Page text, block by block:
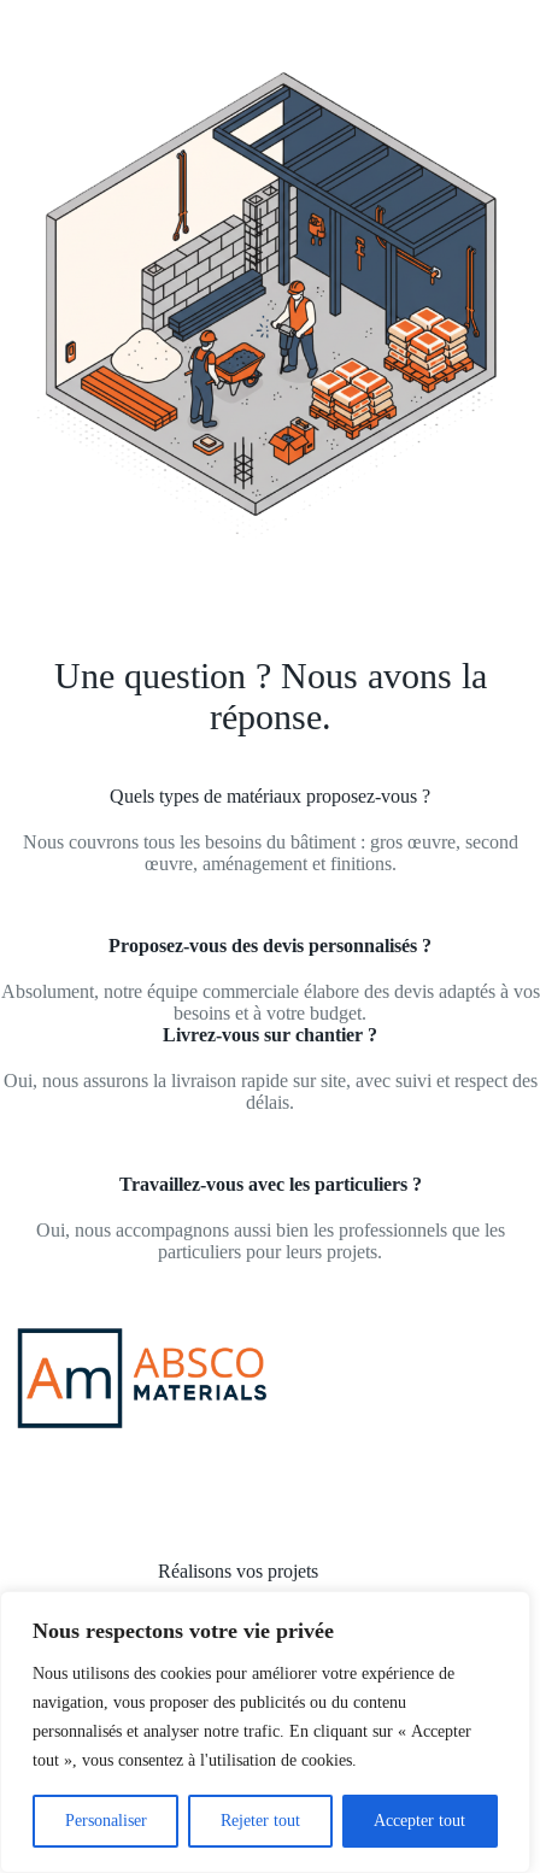
Nous respectons votre vie privée
Nous utilisons des cookies pour améliorer votre expérience de
navigation, vous proposer des publicités ou du contenu
personnalisés et analyser notre trafic. En cliquant sur « Accepter
tout », vous consentez à l'utilisation de cookies.
Personaliser Rejeter tout Accepter tout
Une question ? Nous avons la
réponse.
Quels types de matériaux proposez-vous ?
Nous couvrons tous les besoins du bâtiment : gros œuvre, second
œuvre, aménagement et finitions.
Proposez-vous des devis personnalisés ?
Absolument, notre équipe commerciale élabore des devis adaptés à vos
besoins et à votre budget.
Livrez-vous sur chantier ?
Oui, nous assurons la livraison rapide sur site, avec suivi et respect des
délais.
Travaillez-vous avec les particuliers ?
Oui, nous accompagnons aussi bien les professionnels que les
particuliers pour leurs projets.
Réalisons vos projets
Accueil
A propos
Contact
Mentions légales